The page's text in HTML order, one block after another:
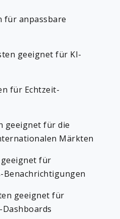
für anpassbare
geeignet für KI-
für Echtzeit-
geeignet für die
Märkten
geeignet für
geeignet für